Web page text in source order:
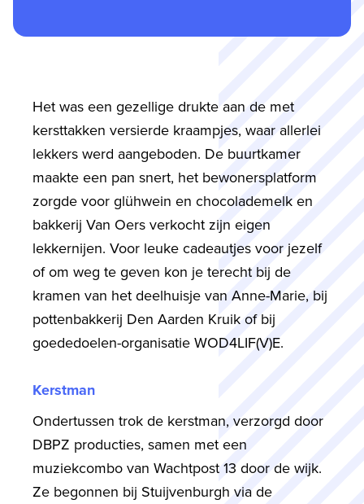
Het was een gezellige drukte aan de met
kersttakken versierde kraampjes, waar allerlei
lekkers werd aangeboden. De buurtkamer
maakte een pan snert, het bewonersplatform
zorgde voor glühwein en chocolademelk en
bakkerij Van Oers verkocht zijn eigen
lekkernijen. Voor leuke cadeautjes voor jezelf
of om weg te geven kon je terecht bij de
kramen van het deelhuisje van Anne-Marie, bij
pottenbakkerij Den Aarden Kruik of bij
goededoelen-organisatie WOD4LIF(V)E.
Kerstman
Ondertussen trok de kerstman, verzorgd door
DBPZ producties, samen met een
muziekcombo van Wachtpost 13 door de wijk.
Ze begonnen bij Stuijvenburgh via de